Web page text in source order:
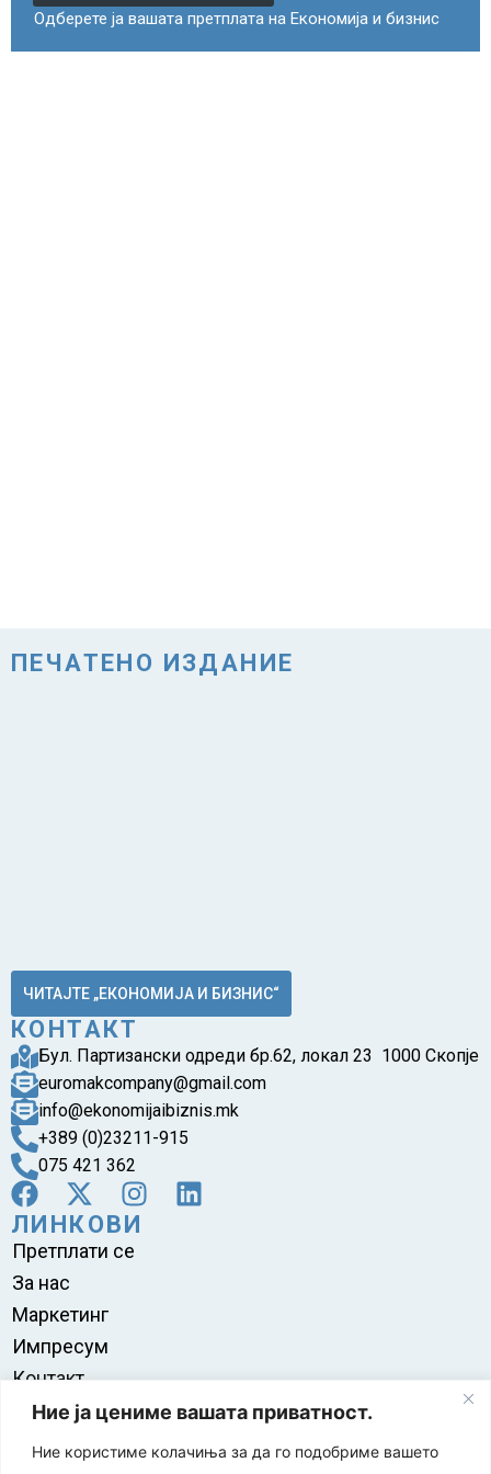
Ние ја цениме вашата приватност.
Ние користиме колачиња за да го подобриме вашето
Одберете ја вашата претплата на Економија и бизнис
ПЕЧАТЕНО ИЗДАНИЕ
ЧИТАЈТЕ „ЕКОНОМИЈА И БИЗНИС“
КОНТАКТ
Бул. Партизански одреди бр.62, локал 23 1000 Скопје
euromakcompany@gmail.com
info@ekonomijaibiznis.mk
+389 (0)23211-915
075 421 362
ЛИНКОВИ
Претплати се
За нас
Маркетинг
Импресум
Контакт
Правила на користење